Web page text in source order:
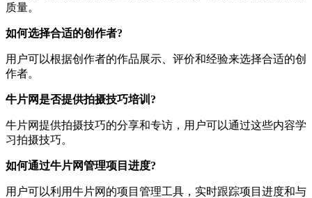
质量。
如何选择合适的创作者?
用户可以根据创作者的作品展示、评价和经验来选择合适的创
作者。
牛片网是否提供拍摄技巧培训?
牛片网提供拍摄技巧的分享和专访，用户可以通过这些内容学
习拍摄技巧。
如何通过牛片网管理项目进度?
用户可以利用牛片网的项目管理工具，实时跟踪项目进度和与